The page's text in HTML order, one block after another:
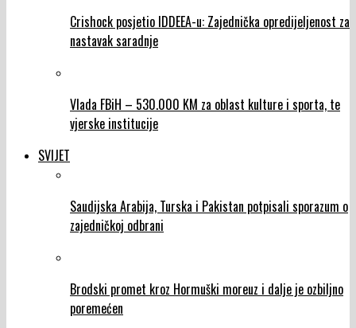
Crishock posjetio IDDEEA-u: Zajednička opredijeljenost za
nastavak saradnje
Vlada FBiH – 530.000 KM za oblast kulture i sporta, te
vjerske institucije
SVIJET
Saudijska Arabija, Turska i Pakistan potpisali sporazum o
zajedničkoj odbrani
Brodski promet kroz Hormuški moreuz i dalje je ozbiljno
poremećen